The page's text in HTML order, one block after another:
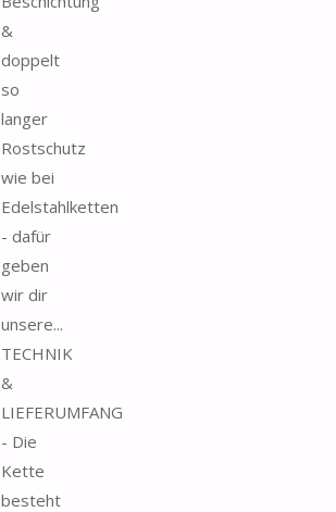
&
doppelt
so
langer
Rostschutz
wie bei
Edelstahlketten
- dafür
geben
wir dir
unsere...
TECHNIK
&
LIEFERUMFANG
- Die
Kette
besteht